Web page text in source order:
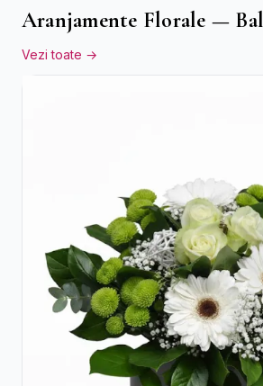
Aranjamente Florale —
Vezi toate →